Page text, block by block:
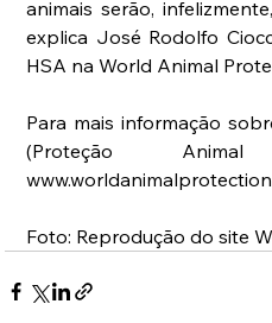
animais serão,
explica José Rodolfo
HSA na World Animal
Para mais informação
(Proteção
Foto: Reprodução do site